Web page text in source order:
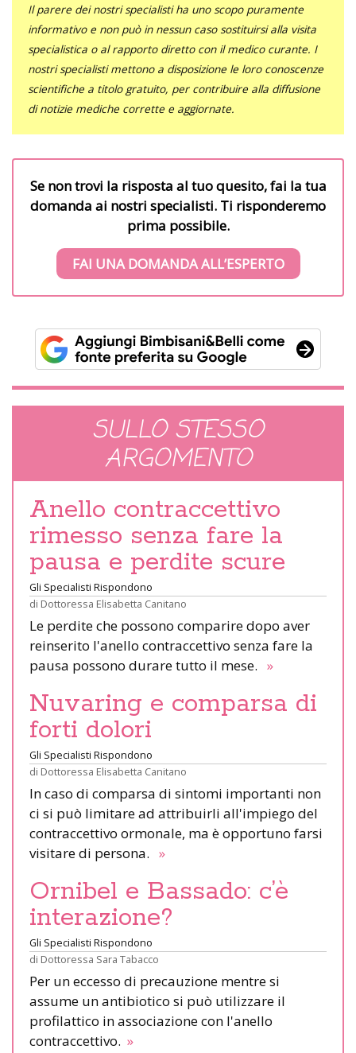
Il parere dei nostri specialisti ha uno scopo puramente
informativo e non può in nessun caso sostituirsi alla visita
specialistica o al rapporto diretto con il medico curante. I
nostri specialisti mettono a disposizione le loro conoscenze
scientifiche a titolo gratuito, per contribuire alla diffusione
di notizie mediche corrette e aggiornate.
Se non trovi la risposta al tuo quesito, fai la tua
domanda ai nostri specialisti. Ti risponderemo
prima possibile.
FAI UNA DOMANDA ALL’ESPERTO
SULLO STESSO
ARGOMENTO
Anello contraccettivo
rimesso senza fare la
pausa e perdite scure
Gli Specialisti Rispondono
di Dottoressa Elisabetta Canitano
Le perdite che possono comparire dopo aver
reinserito l'anello contraccettivo senza fare la
pausa possono durare tutto il mese. »
Nuvaring e comparsa di
forti dolori
Gli Specialisti Rispondono
di Dottoressa Elisabetta Canitano
In caso di comparsa di sintomi importanti non
ci si può limitare ad attribuirli all'impiego del
contraccettivo ormonale, ma è opportuno farsi
visitare di persona. »
Ornibel e Bassado: c’è
interazione?
Gli Specialisti Rispondono
di Dottoressa Sara Tabacco
Per un eccesso di precauzione mentre si
assume un antibiotico si può utilizzare il
profilattico in associazione con l'anello
contraccettivo. »